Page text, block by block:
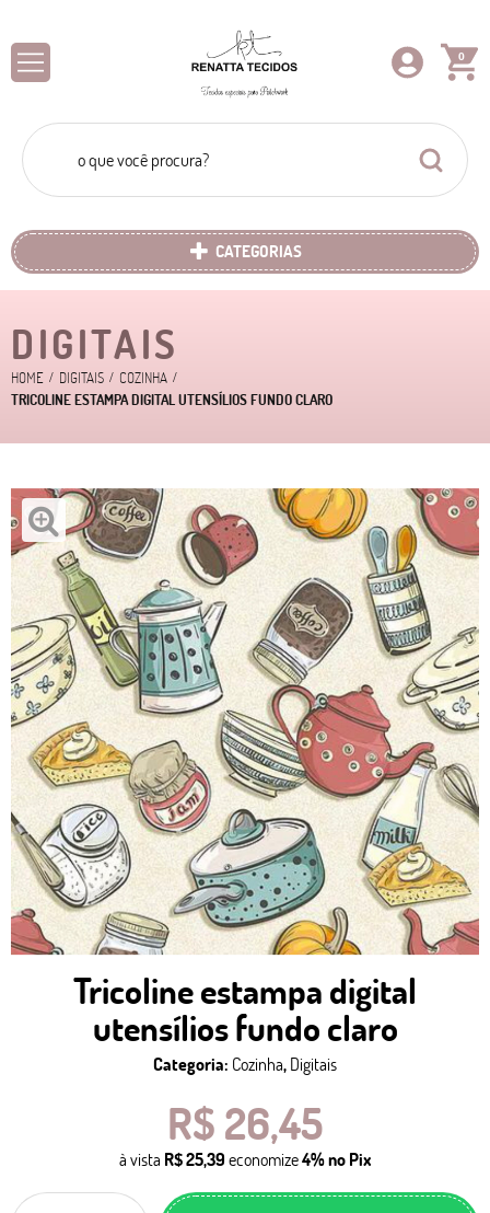
0
CATEGORIAS
DIGITAIS
HOME DIGITAIS
COZINHA
TRICOLINE ESTAMPA DIGITAL UTENSÍLIOS FUNDO CLARO
Tricoline estampa digital
utensílios fundo claro
Categoria: Cozinha, Digitais
R$ 26,45
à vista R$ 25,39 economize4%no Pix